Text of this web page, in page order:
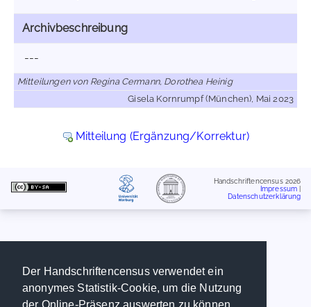
Der Handschriftencensus verwendet ein
anonymes Statistik-Cookie, um die Nutzung
Archivbeschreibung
---
Mitteilungen von Regina Cermann, Dorothea Heinig
Gisela Kornrumpf (München), Mai 2023
Mitteilung (Ergänzung/Korrektur)
Handschriftencensus 2026
Impressum
Datenschutzerklärung